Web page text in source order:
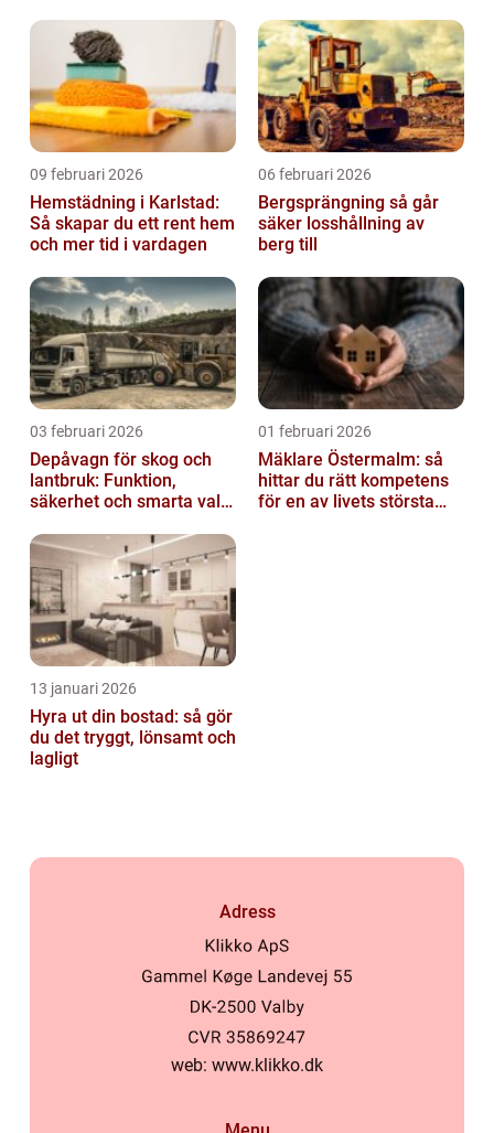
09 februari 2026
Hemstädning i Karlstad:
Så skapar du ett rent hem
och mer tid i vardagen
06 februari 2026
Bergsprängning så går
säker losshållning av
berg till
03 februari 2026
Depåvagn för skog och
lantbruk: Funktion,
säkerhet och smarta val
01 februari 2026
Mäklare Östermalm: så
hittar du rätt kompetens
för en av livets största
13 januari 2026
Hyra ut din bostad: så gör
du det tryggt, lönsamt och
lagligt
Adress
web: www.klikko.dk